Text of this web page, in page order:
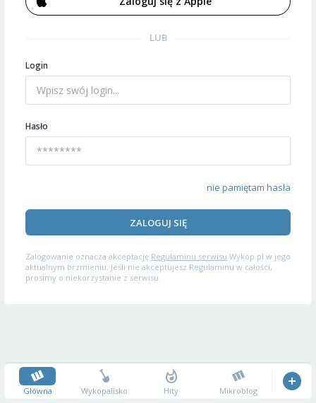
LUB
Login
Hasło
nie pamiętam hasła
ZALOGUJ SIĘ
Zalogowanie oznacza akceptację Regulaminu serwisu Wykop.pl w jego
aktualnym brzmieniu. Jeśli nie akceptujesz Regulaminu w całości,
prosimy o niekorzystanie z serwisu.
Główna Wykopalisko Hity Mikroblog